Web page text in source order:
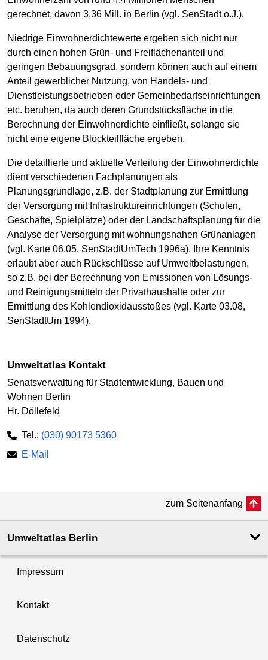
gerechnet, davon 3,36 Mill. in Berlin (vgl. SenStadt o.J.).
Niedrige Einwohnerdichtewerte ergeben sich nicht nur
durch einen hohen Grün- und Freiflächenanteil und
geringen Bebauungsgrad, sondern können auch auf einem
Anteil gewerblicher Nutzung, von Handels- und
Dienstleistungsbetrieben oder Gemeinbedarfseinrichtungen
etc. beruhen, da auch deren Grundstücksfläche in die
Berechnung der Einwohnerdichte einfließt, solange sie
nicht eine eigene Blockteilfläche ergeben.
Die detaillierte und aktuelle Verteilung der Einwohnerdichte
dient verschiedenen Fachplanungen als
Planungsgrundlage, z.B. der Stadtplanung zur Ermittlung
der Versorgung mit Infrastruktureinrichtungen (Schulen,
Geschäfte, Spielplätze) oder der Landschaftsplanung für die
Analyse der Versorgung mit wohnungsnahen Grünanlagen
(vgl. Karte 06.05, SenStadtUmTech 1996a). Ihre Kenntnis
erlaubt aber auch Rückschlüsse auf Umweltbelastungen,
so z.B. bei der Berechnung von Emissionen von Lösungs-
und Reinigungsmitteln der Privathaushalte oder zur
Ermittlung des Kohlendioxidausstoßes (vgl. Karte 03.08,
SenStadtUm 1994).
Umweltatlas Kontakt
Senatsverwaltung für Stadtentwicklung, Bauen und
Wohnen Berlin
Hr. Döllefeld
Tel.: (030) 90173 5360
E-Mail
zum Seitenanfang
Umweltatlas Berlin
Impressum
Kontakt
Datenschutz